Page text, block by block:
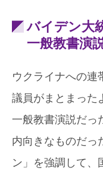
バイデン大
一般教書演
ウクライナへの連
議員がまとまった
一般教書演説だっ
内向きなものだっ
ン」を強調して、